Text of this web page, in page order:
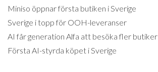
Miniso öppnar första butiken i Sverige
Sverige i topp för OOH-leveranser
AI får generation Alfa att besöka fler butiker
Första AI-styrda köpet i Sverige